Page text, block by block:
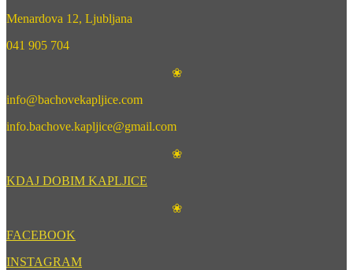
Menardova 12, Ljubljana
041 905 704
❀
info@bachovekapljice.com
info.bachove.kapljice@gmail.com
❀
KDAJ DOBIM KAPLJICE
❀
FACEBOOK
INSTAGRAM